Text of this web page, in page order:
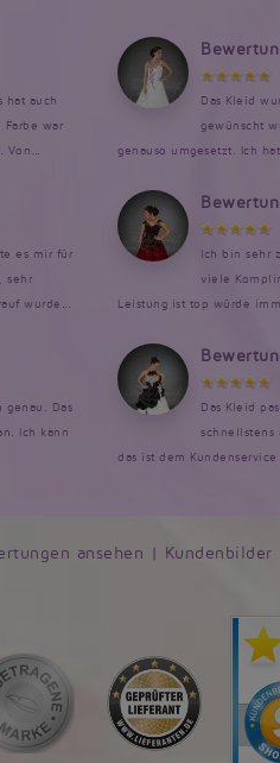
hat auch
Farbe war
Das Kleid
gewünscht
genauso umgesetzt. Ich
es mir für
sehr
wurde...
Ich bin sehr
viele
Leistung ist top würde
genau. Das
Ich kann
Das Kleid
schnellstens
das ist dem
ansehen | Kundenbilder